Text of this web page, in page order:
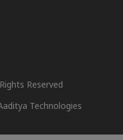
Reserved
Technologies